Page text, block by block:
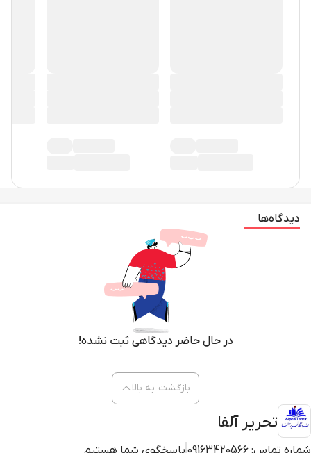
دیدگاه‌ها
در حال حاضر دیدگاهی ثبت نشده!
تحریر آلفا
شماره تماس: 09163420566 پاسخگوی شما هستیم
بازگشت به بالا